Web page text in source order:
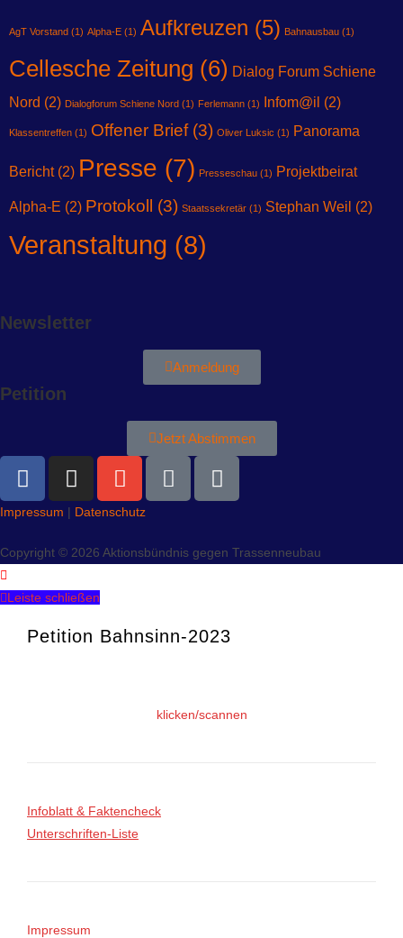
AgT Vorstand (1) Alpha-E (1) Aufkreuzen (5) Bahnausbau (1)
Cellesche Zeitung (6) Dialog Forum Schiene
Nord (2) Dialogforum Schiene Nord (1) Ferlemann (1) Infom@il (2)
Klassentreffen (1) Offener Brief(3) Oliver Luksic (1) Panorama
Bericht(2) Presse (7) Presseschau (1) Projektbeirat
Alpha-E (2) Protokoll (3) Staatssekretär (1) Stephan Weil (2)
Veranstaltung (8)
Newsletter
Anmeldung
Petition
Jetzt Abstimmen
Copyright © 2026 Aktionsbündnis gegen Trassenneubau
Impressum | Datenschutz
Leiste schließen
Petition Bahnsinn-2023
klicken/scannen
Infoblatt & Faktencheck
Unterschriften-Liste
Impressum